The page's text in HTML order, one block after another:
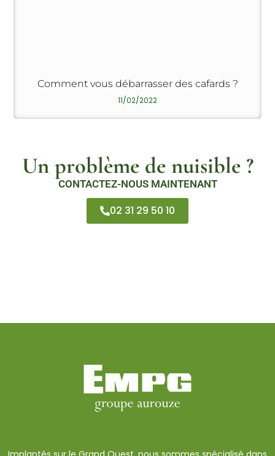
Comment vous débarrasser des cafards ?
11/02/2022
Un problème de nuisible ?
CONTACTEZ-NOUS MAINTENANT
02 31 29 50 10